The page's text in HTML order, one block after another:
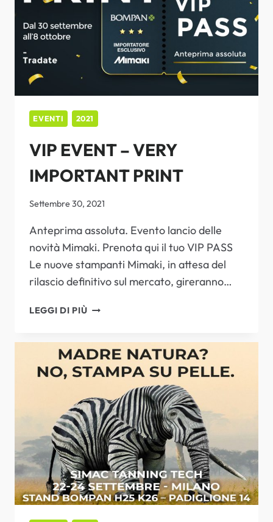
EVENTI 2021
VIP EVENT – VERY
IMPORTANT PRINT
Settembre 30, 2021
Anteprima assoluta. Evento lancio delle
novità Mimaki. Prenota qui il tuo VIP PASS
Le nuove stampanti Mimaki, in attesa del
rilascio definitivo sul mercato, gireranno…
LEGGI DI PIÙVIP
VERY
IMPORTANT
PRINT